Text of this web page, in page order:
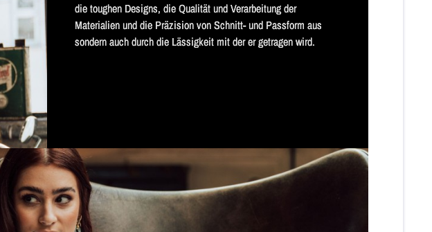
die toughen Designs, die Qualität und Verarbeitung der
Materialien und die Präzision von Schnitt- und Passform aus
sondern auch durch die Lässigkeit mit der er getragen wird.